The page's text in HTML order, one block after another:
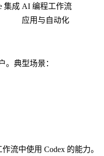
集成 AI 编程工作流
应用与自动化
。典型场景：
流中使用 Codex 的能力。